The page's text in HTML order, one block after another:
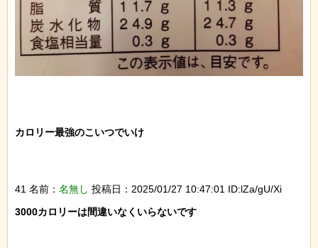
カロリー最強のこいつでいけ
41 名前： 名無し 投稿日：2025/01/27 10:47:01 ID:lZa/gU/Xi
3000カロリーは間違いなくいらないです